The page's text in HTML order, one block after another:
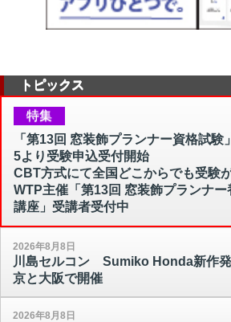
トピックス
特集
「第13回 窓装飾プランナー資格試験
5より受験申込受付開始
CBT方式にて全国どこからでも受験
WTP主催「第13回 窓装飾プランナー
講座」受講者受付中
2026年8月8日
川島セルコン Sumiko Honda新作
京と大阪で開催
2026年8月8日